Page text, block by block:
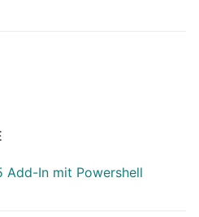
Add-In mit Powershell